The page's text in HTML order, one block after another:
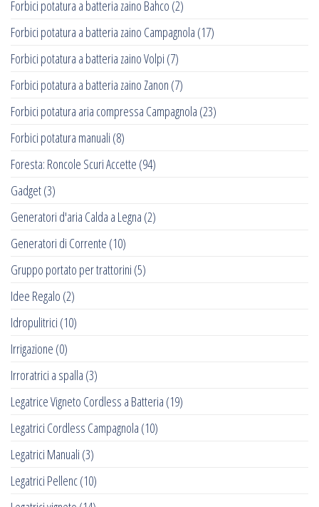
Forbici potatura a batteria zaino Bahco (2)
Forbici potatura a batteria zaino Campagnola (17)
Forbici potatura a batteria zaino Volpi (7)
Forbici potatura a batteria zaino Zanon (7)
Forbici potatura aria compressa Campagnola (23)
Forbici potatura manuali (8)
Foresta: Roncole Scuri Accette (94)
Gadget(3)
Generatori d'aria Calda a Legna (2)
Generatori di Corrente (10)
Gruppo portato per trattorini (5)
Idee Regalo (2)
Idropulitrici (10)
Irrigazione (0)
Irroratrici a spalla (3)
Legatrice Vigneto Cordless a Batteria (19)
Legatrici Cordless Campagnola (10)
Legatrici Manuali (3)
Legatrici Pellenc(10)